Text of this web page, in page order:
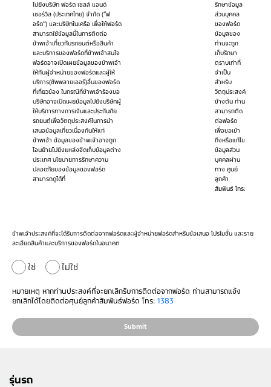
ไปยังบริษัท ฟอร์ด เซลล์ แอนด์
เซอร์วิส (ประเทศไทย) จำกัด (“ฟ
อร์ด”) และบริษัทในเครือ เพื่อให้ฟอร์ด
สามารถใช้ข้อมูลนี้ในการติดต่อ
ข้าพเจ้าเกี่ยวกับรถยนต์หรือสินค้า
และบริการของฟอร์ดที่ข้าพเจ้าสนใจ
ฟอร์ดอาจเปิดเผยข้อมูลของข้าพเจ้า
ให้กับผู้จำหน่ายของฟอร์ดและผู้ให้
บริการ(ซัพพลายเออร์)อื่นของฟอร์ด
ที่เกี่ยวข้อง ในกรณีที่ข้าพเจ้าร้องขอ
บริษัทอาจเปิดเผยข้อมูลไปยังบริษัทผู้
ให้บริการทางการเงินและประกันภัย
รถยนต์เพื่อวัตถุประสงค์ในการนำ
เสนอข้อมูลเกี่ยวเนื่องกันให้แก่
ข้าพเจ้า ข้อมูลของข้าพเจ้าอาจถูก
โอนย้ายไปยังแหล่งจัดเก็บข้อมูลต่าง
ประเทศ นโยบายการรักษาความ
ปลอดภัยของข้อมูลของฟอร์ด
สามารถดูได้ที่
รักษาข้อมูล
ส่วนบุคคล
ของฟอร์ด
ข้อมูลของ
ท่านจะถูก
เก็บรักษา
ตราบเท่าที่
จำเป็น
สำหรับ
วัตถุประสงค์
ข้างต้น ท่าน
สามารถติด
ต่อฟอร์ด
เพื่อขอเข้า
ถึงหรือแก้ไข
ข้อมูลส่วน
บุคคลผ่าน
ทาง ศูนย์
ลูกค้า
สัมพันธ์ โทร:
ข้าพเจ้าประสงค์ที่จะได้รับการติดต่อจากฟอร์ดและผู้จำหน่ายฟอร์ดสำหรับข้อเสนอ โปรโมชั่น และราย
ละเอียดสินค้าและบริการของฟอร์ดในอนาคต
ใช่ ไม่ใช่
หมายเหตุ หากท่านประสงค์ที่จะยกเลิกรับการติดต่อจากฟอร์ด ท่านสามารถแจ้ง
ยกเลิกได้โดยติดต่อศุนย์ลูกค้าสัมพันธ์ฟอร์ด โทร: 1383
Submit
รุ่นรถ